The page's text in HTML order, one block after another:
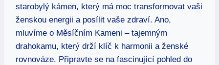
starobylý kámen, který má moc transformovat vaši
ženskou energii a posílit vaše zdraví. Ano,
mluvíme o Měsíčním Kameni – tajemným
drahokamu, který drží klíč k harmonii a ženské
rovnováze. Připravte se na fascinující pohled do